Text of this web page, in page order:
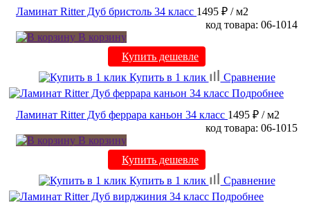
Ламинат Ritter Дуб бристоль 34 класс 1495 ₽ / м2
код товара: 06-1014
В корзину
Купить дешевле
Купить в 1 клик
Сравнение
Подробнее
Ламинат Ritter Дуб феррара каньон 34 класс 1495 ₽ / м2
код товара: 06-1015
В корзину
Купить дешевле
Купить в 1 клик
Сравнение
Подробнее